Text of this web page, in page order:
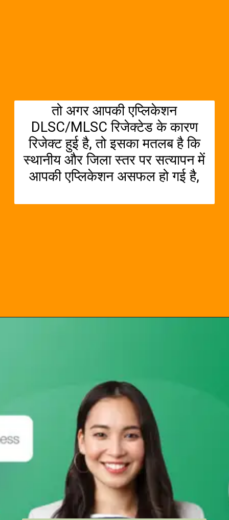
तो अगर आपकी एप्लिकेशन
DLSC/MLSC रिजेक्टेड के कारण
रिजेक्ट हुई है, तो इसका मतलब है कि
स्थानीय और जिला स्तर पर सत्यापन में
आपकी एप्लिकेशन असफल हो गई है,